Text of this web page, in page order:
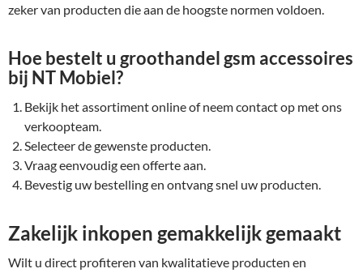
zeker van producten die aan de hoogste normen voldoen.
Hoe bestelt u groothandel gsm accessoires
bij NT Mobiel?
Bekijk het assortiment online of neem contact op met ons
verkoopteam.
Selecteer de gewenste producten.
Vraag eenvoudig een offerte aan.
Bevestig uw bestelling en ontvang snel uw producten.
Zakelijk inkopen gemakkelijk gemaakt
Wilt u direct profiteren van kwalitatieve producten en